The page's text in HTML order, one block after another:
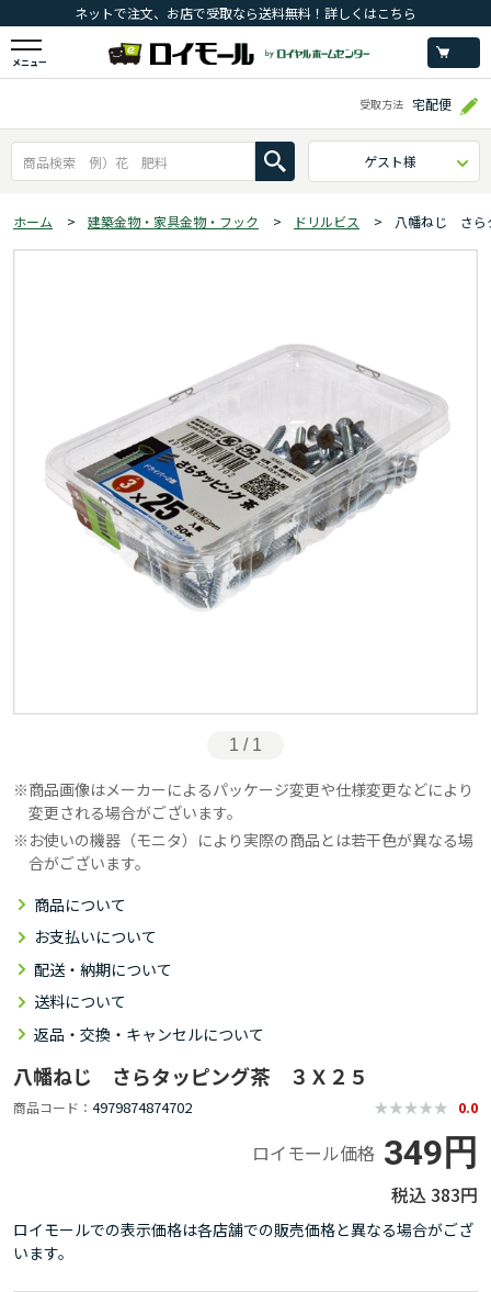
ネットで注文、お店で受取なら送料無料！詳しくはこちら
メニュー
受取方法 宅配便
ゲスト様
ホーム > 建築金物・家具金物・フック > ドリルビス > 八幡ねじ さら
1 / 1
商品画像はメーカーによるパッケージ変更や仕様変更などにより
変更される場合がございます。
お使いの機器（モニタ）により実際の商品とは若干色が異なる場
合がございます。
商品について
お支払いについて
配送・納期について
送料について
返品・交換・キャンセルについて
八幡ねじ さらタッピング茶 ３Ｘ２５
商品コード 4979874874702 0.0
ロイモール価格 349円
383円
ロイモールでの表示価格は各店舗での販売価格と異なる場合がござ
います。